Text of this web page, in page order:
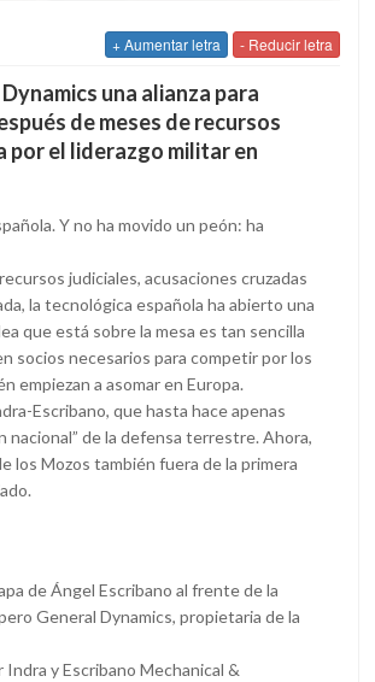
+ Aumentar letra - Reducir letra
una alianza para
de meses de recursos
por el liderazgo militar en
Y no ha movido un peón: ha
judiciales, acusaciones cruzadas
la tecnológica española ha abierto una
que está sobre la mesa es tan sencilla
socios necesarios para competir por los
empiezan a asomar en Europa.
Escribano, que hasta hace apenas
nacional” de la defensa terrestre. Ahora,
los Mozos también fuera de la primera
de Ángel Escribano al frente de la
General Dynamics, propietaria de la
y Escribano Mechanical &